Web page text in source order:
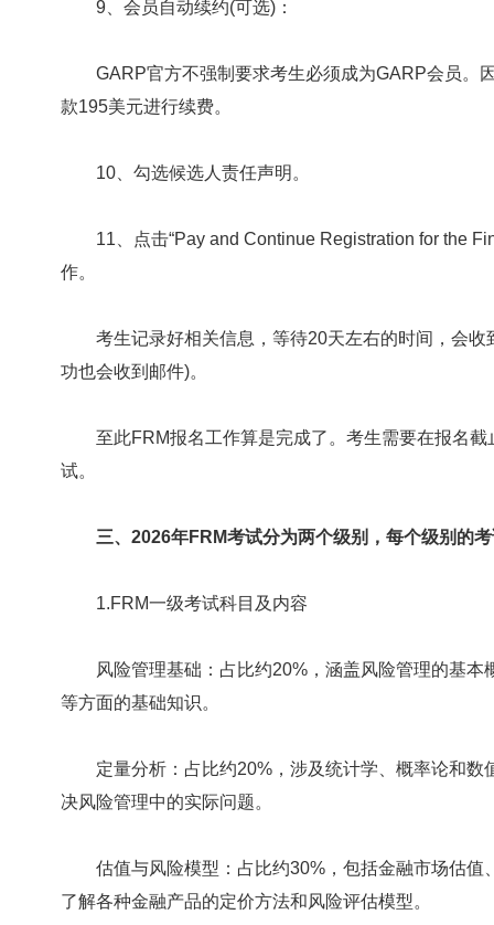
9、会员自动续约(可选)：
GARP官方不强制要求考生必须成为GARP会员。
款195美元进行续费。
10、勾选候选人责任声明。
11、点击“Pay and Continue Registration for the
作。
考生记录好相关信息，等待20天左右的时间，会收
功也会收到邮件)。
至此FRM报名工作算是完成了。考生需要在报名截
试。
三、2026年FRM考试分为两个级别，每个级别的
1.FRM一级考试科目及内容
风险管理基础‌：占比约20%，涵盖风险管理的基本
等方面的基础知识‌。
定量分析‌：占比约20%，涉及统计学、概率论和数
决风险管理中的实际问题‌。
估值与风险模型‌：占比约30%，包括金融市场估值
了解各种金融产品的定价方法和风险评估模型‌。